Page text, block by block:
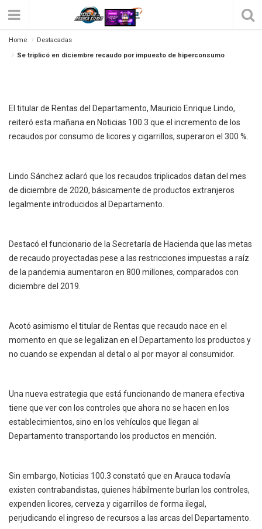
Home
Destacadas
Se triplicó en diciembre recaudo por impuesto de hiperconsumo
Se Triplicó En Diciembre Recaudo Por
Impuesto De Hiperconsumo
El titular de Rentas del Departamento, Mauricio Enrique Lindo,
reiteró esta mañana en Noticias 100.3 que el incremento de los
recaudos por consumo de licores y cigarrillos, superaron el 300 %.
Lindo Sánchez aclaró que los recaudos triplicados datan del mes
de diciembre de 2020, básicamente de productos extranjeros
legalmente introducidos al Departamento.
Destacó el funcionario de la Secretaría de Hacienda que las metas
de recaudo proyectadas pese a las restricciones impuestas a raíz
de la pandemia aumentaron en 800 millones, comparados con
diciembre del 2019.
Acotó asimismo el titular de Rentas que recaudo nace en el
momento en que se legalizan en el Departamento los productos y
no cuando se expendan al detal o al por mayor al consumidor.
Una nueva estrategia que está funcionando de manera efectiva
tiene que ver con los controles que ahora no se hacen en los
establecimientos, sino en los vehículos que llegan al
Departamento transportando los productos en mención.
Sin embargo, Noticias 100.3 constató que en Arauca todavía
existen contrabandistas, quienes hábilmente burlan los controles,
expenden licores, cerveza y cigarrillos de forma ilegal,
perjudicando el ingreso de recursos a las arcas del Departamento.